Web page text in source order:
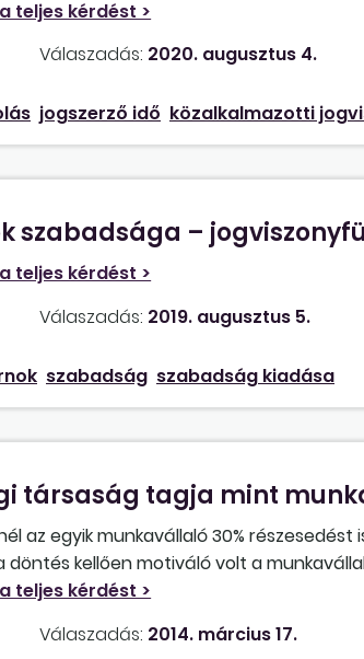
Válaszadás: 2020. augusztus 4.
jogszerző idő közalkalmazotti
szabadsága –
a szabadságokat ugyanúgy kell
Válaszadás: 2019. augusztus 5.
szabadság szabadság kiadása
társaság tagja mint
az egyik munkavállaló 30%
döntés kellően motiváló volt a
részesedése 50-50%. A
munkáltatói jogkör gyakorlója a korábbi
tulajdonostárs munkaviszonya? Több
Válaszadás: 2014. március 17.